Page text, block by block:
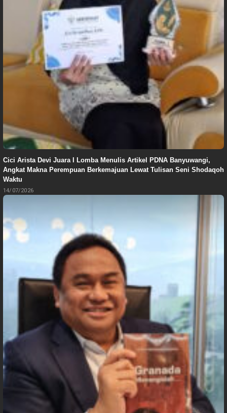
Cici Arista Devi Juara I Lomba Menulis Artikel PDNA Banyuwangi,
Angkat Makna Perempuan Berkemajuan Lewat Tulisan Seni Shodaqoh
Waktu
14/07/2026